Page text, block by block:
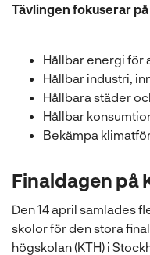
Tävlingen fokuserar
Hållbar energi för
Hållbar industri,
Hållbara städer
Hållbar
Bekämpa
Finaldagen på
Den 14 april samlades
skolor för den stora
högskolan (KTH) i